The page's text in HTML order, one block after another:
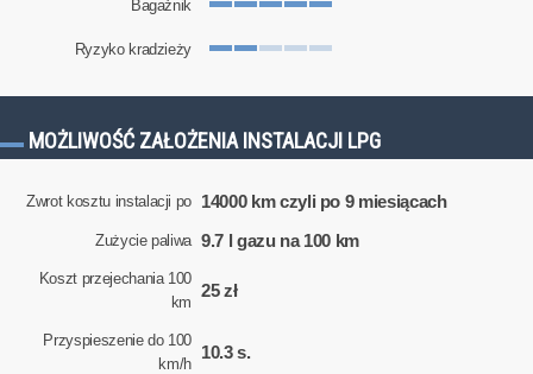
Bagażnik
Ryzyko kradzieży
MOŻLIWOŚĆ ZAŁOŻENIA INSTALACJI LPG
Zwrot kosztu instalacji po 14000 km czyli po 9 miesiącach
Zużycie paliwa 9.7 l gazu na 100 km
Koszt przejechania 100
km
25 zł
Przyspieszenie do 100
km/h
10.3 s.